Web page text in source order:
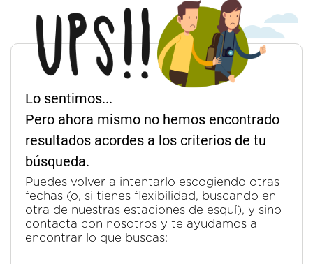
Lo sentimos...
Pero ahora mismo no hemos encontrado
resultados acordes a los criterios de tu
búsqueda.
Puedes volver a intentarlo escogiendo otras
fechas (o, si tienes flexibilidad, buscando en
otra de nuestras estaciones de esquí), y sino
contacta con nosotros y te ayudamos a
encontrar lo que buscas: